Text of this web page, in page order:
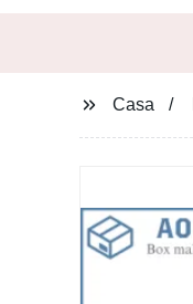
Casa